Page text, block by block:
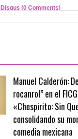
Disqus (0 Comments)
Manuel Calderón:
rocanrol” en el
«Chespirito: Sin
consolidando su
comedia mexicana